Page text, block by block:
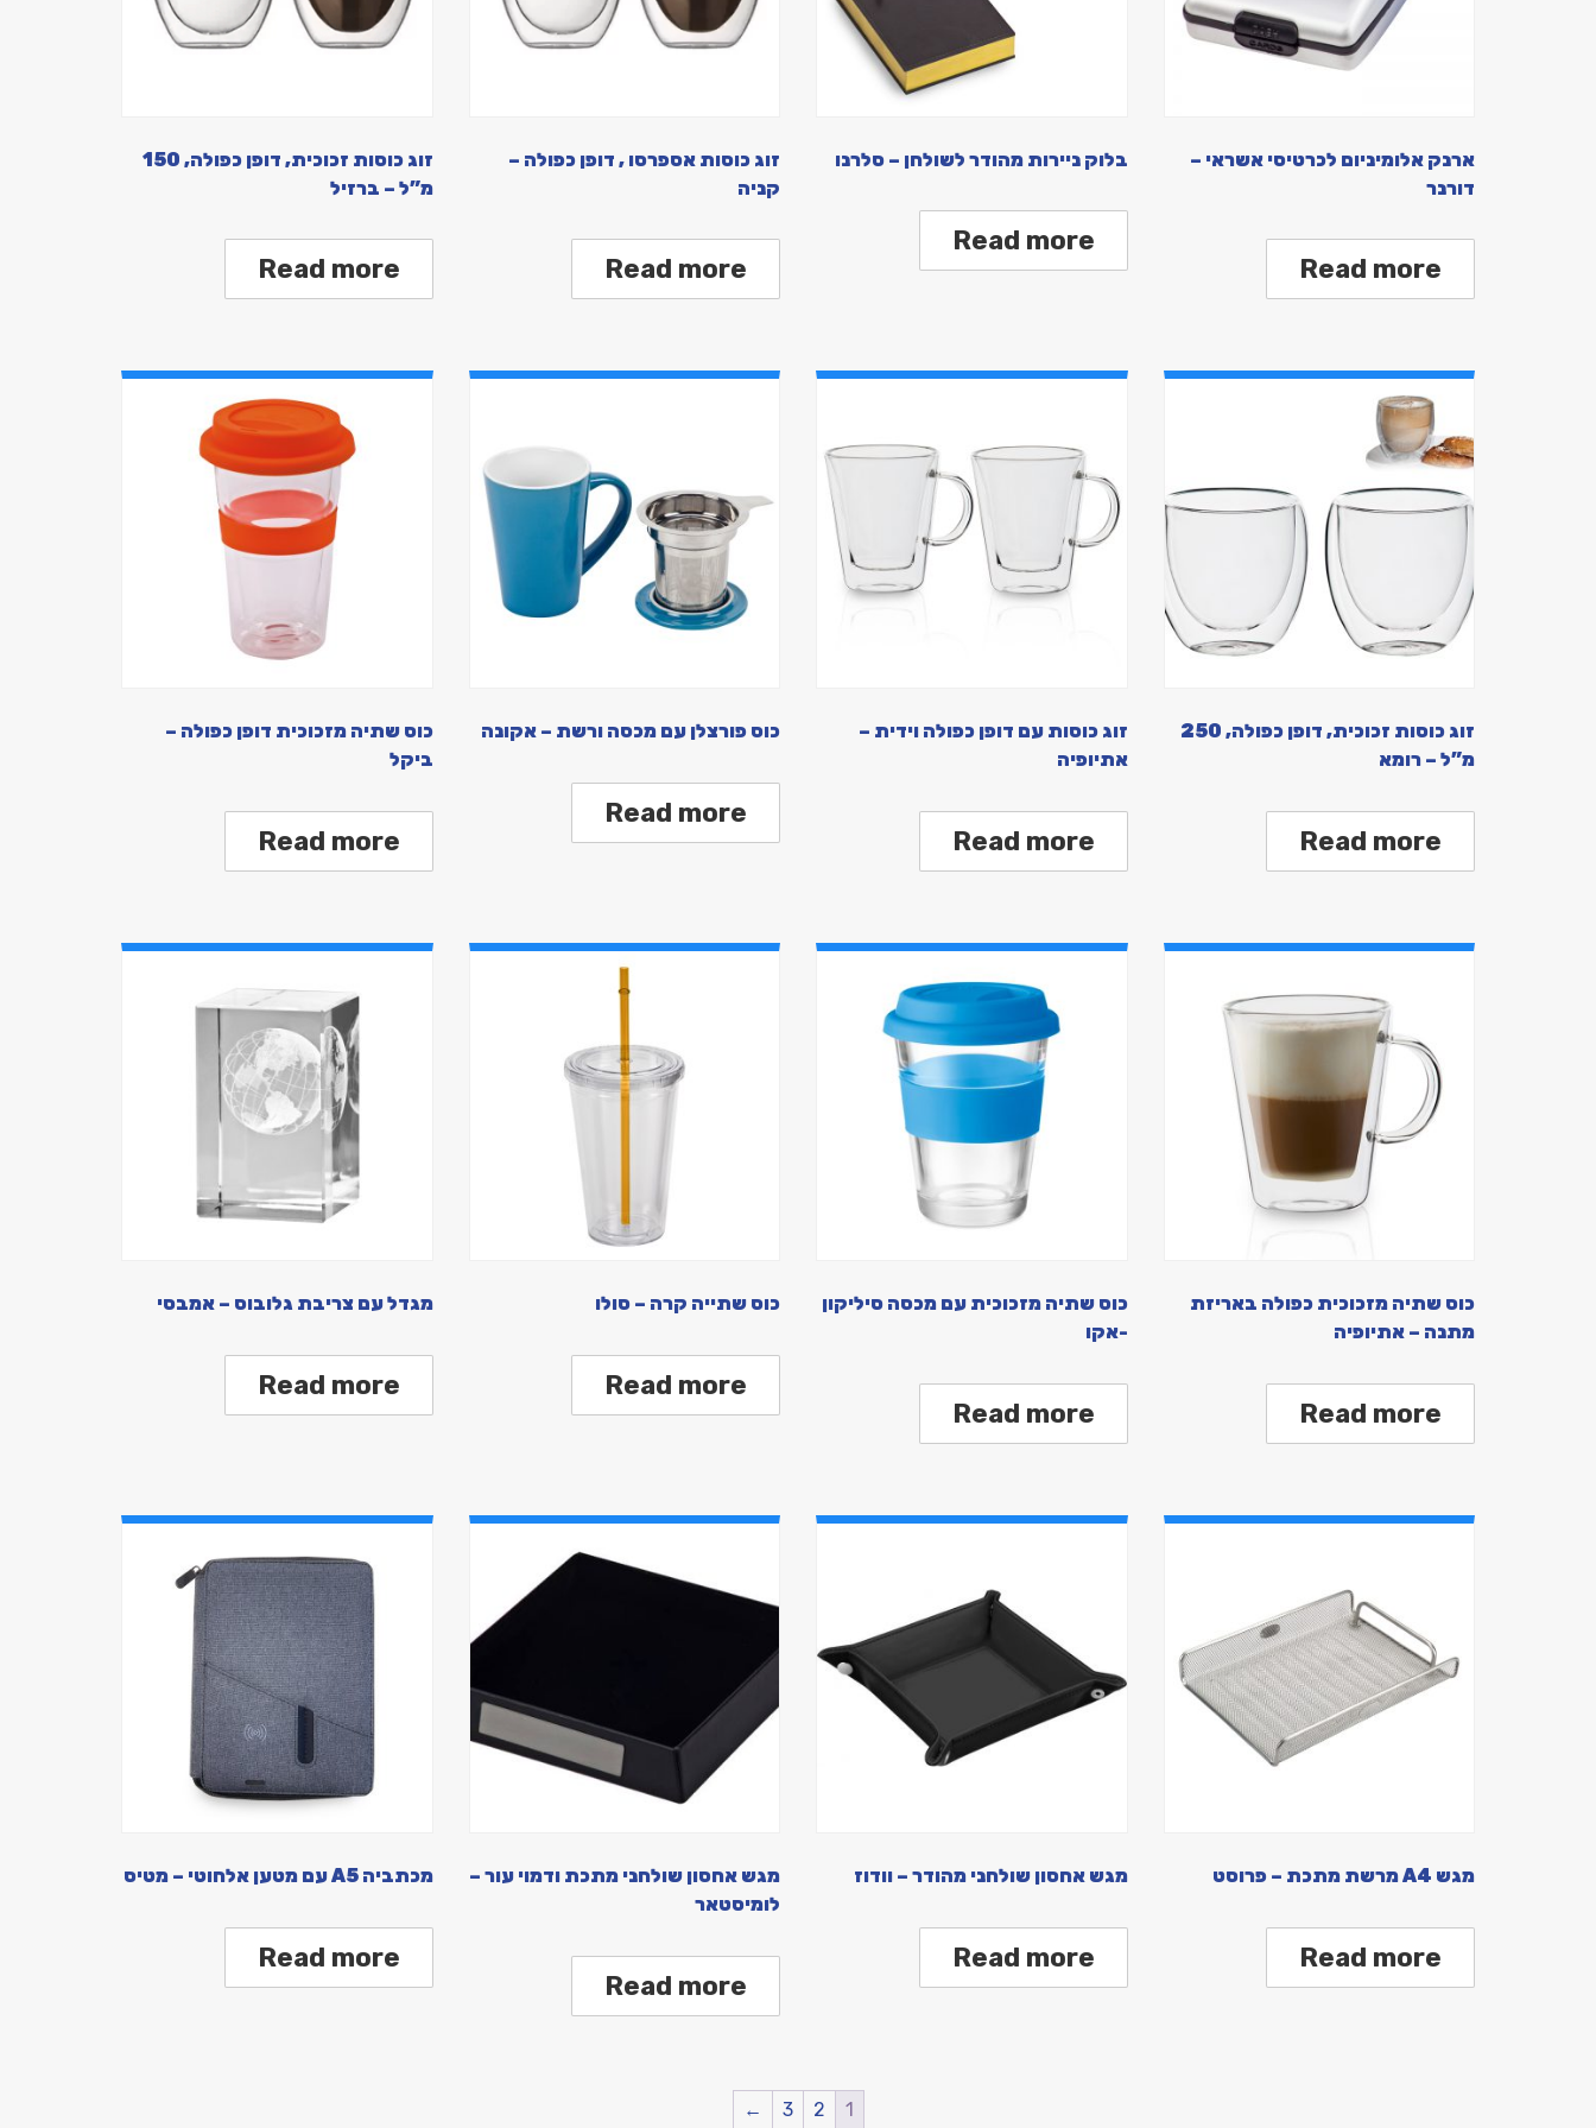
ארנק אלומיניום לכרטיסי אשראי –
דורנר
Read more
בלוק ניירות מהודר לשולחן – סלרנו
Read more
זוג כוסות אספרסו , דופן כפולה –
קניה
Read more
זוג כוסות זכוכית, דופן כפולה, 150
מ”ל – ברזיל
Read more
זוג כוסות זכוכית, דופן כפולה, 250
מ”ל – רומא
Read more
זוג כוסות עם דופן כפולה וידית –
אתיופיה
Read more
כוס פורצלן עם מכסה ורשת – אקונה
Read more
כוס שתיה מזכוכית דופן כפולה –
ביקל
Read more
כוס שתיה מזכוכית כפולה באריזת
מתנה – אתיופיה
Read more
כוס שתיה מזכוכית עם מכסה סיליקון
-אקו
Read more
כוס שתייה קרה – סולו
Read more
מגדל עם צריבת גלובוס – אמבסי
Read more
מגש A4 מרשת מתכת – פרוסט
Read more
מגש אחסון שולחני מהודר – וודוז
Read more
מגש אחסון שולחני מתכת ודמוי עור –
לומיסטאר
Read more
מכתביה A5 עם מטען אלחוטי – מטיס
Read more
1
2
3
←